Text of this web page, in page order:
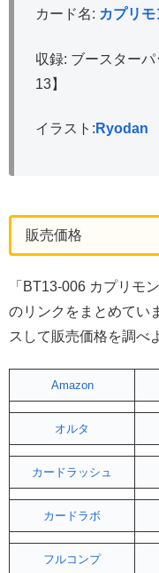
カード名: カプリモ
収録: ブースター
13】
イラスト: Ryodan
販売価格
「BT13-006 カプリモ
のリンクをまとめてい
スして販売価格を調べ
Amazon
オルタ
カードラッシュ
カードラボ
フルコンプ